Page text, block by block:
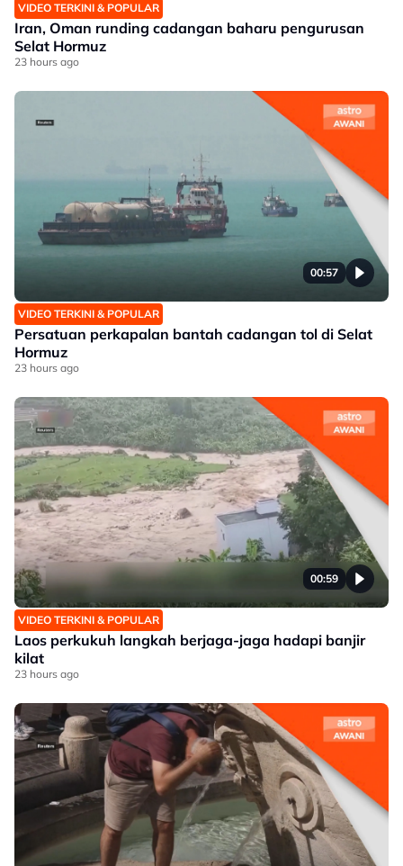
VIDEO TERKINI & POPULAR
Iran, Oman runding cadangan baharu pengurusan
Selat Hormuz
23 hours ago
00:57
VIDEO TERKINI & POPULAR
Persatuan perkapalan bantah cadangan tol di Selat
Hormuz
23 hours ago
00:59
VIDEO TERKINI & POPULAR
Laos perkukuh langkah berjaga-jaga hadapi banjir
kilat
23 hours ago